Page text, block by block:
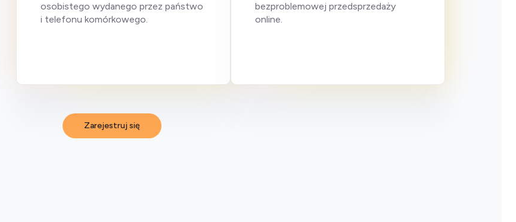
osobistego wydanego przez państwo
i telefonu komórkowego.
bezproblemowej przedsprzedaży
online.
Zarejestruj się